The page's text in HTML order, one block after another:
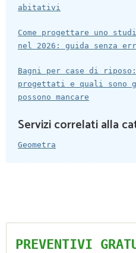
abitativi
Come progettare uno
nel 2026: guida senza
Bagni per case di riposo:
progettati e quali sono
possono mancare
Servizi correlati alla
Geometra
PREVENTIVI